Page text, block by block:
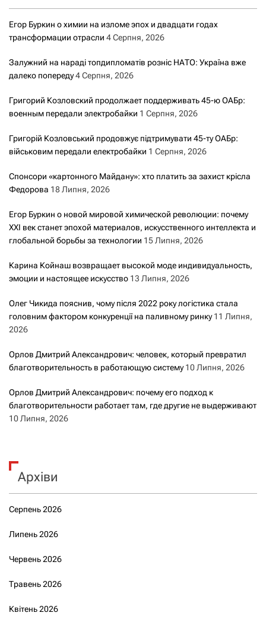
Егор Буркин о химии на изломе эпох и двадцати годах
трансформации отрасли 4 Серпня, 2026
Залужний на нараді топдипломатів розніс НАТО: Україна вже
далеко попереду4 Серпня, 2026
Григорий Козловский продолжает поддерживать 45-ю ОАБр:
военным передали электробайки 1 Серпня, 2026
Григорій Козловський продовжує підтримувати 45-ту ОАБр:
військовим передали електробайки 1 Серпня, 2026
Спонсори «картонного Майдану»: хто платить за захист крісла
Федорова 18 Липня, 2026
Егор Буркин о новой мировой химической революции: почему
XXI век станет эпохой материалов, искусственного интеллекта и
глобальной борьбы за технологии 15 Липня, 2026
Карина Койнаш возвращает высокой моде индивидуальность,
эмоции и настоящее искусство 13 Липня, 2026
Олег Чикида пояснив, чому після 2022 року логістика стала
головним фактором конкуренції на паливному ринку 11 Липня,
2026
Орлов Дмитрий Александрович: человек, который превратил
благотворительность в работающую систему 10 Липня, 2026
Орлов Дмитрий Александрович: почему его подход к
благотворительности работает там, где другие не выдерживают
10 Липня, 2026
Архіви
Серпень 2026
Липень 2026
Червень 2026
Травень 2026
Квітень 2026